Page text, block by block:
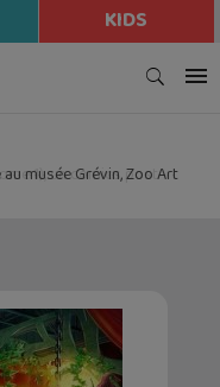
KIDS
musée Grévin, Zoo Art